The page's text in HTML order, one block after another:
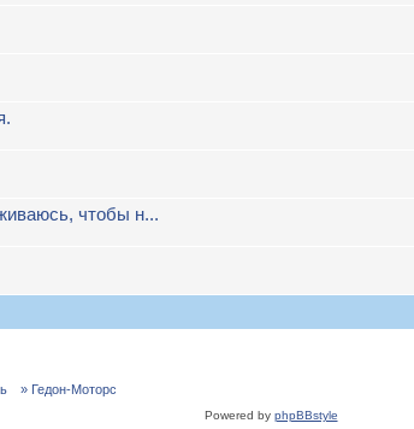
чтобы н...
» Гедон-Моторс
Powered by phpBBstyle